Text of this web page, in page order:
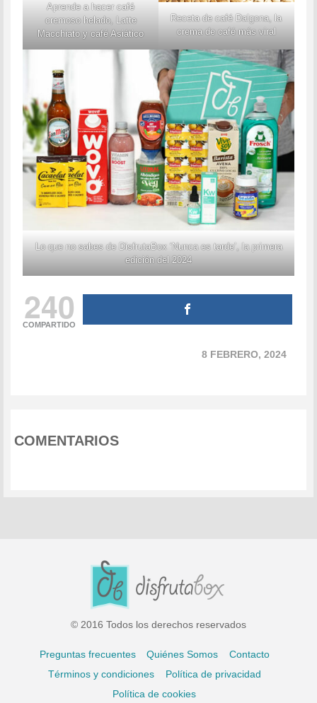
Aprende a hacer café
cremoso helado, Latte
Macchiato y café Asiático
Receta de café Dalgona, la
crema de café más viral
Lo que no sabes de DisfrutaBox ‘Nunca es tarde’, la primera
edición del 2024
240
COMPARTIDO
8 FEBRERO, 2024
COMENTARIOS
© 2016 Todos los derechos reservados
Preguntas frecuentes Quiénes Somos
Contacto
Términos y condiciones
Política de privacidad
Política de cookies